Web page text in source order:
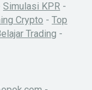
Simulasi KPR -
Crypto - Top
Trading -